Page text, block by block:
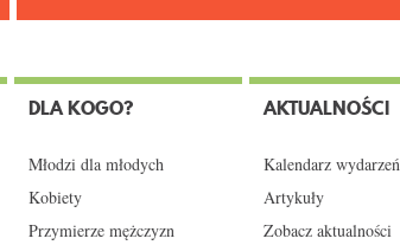
DLA KOGO?
Młodzi dla młodych
Kobiety
Przymierze mężczyzn
AKTUALNOŚCI
Kalendarz wydarzeń
Artykuły
Zobacz aktualności